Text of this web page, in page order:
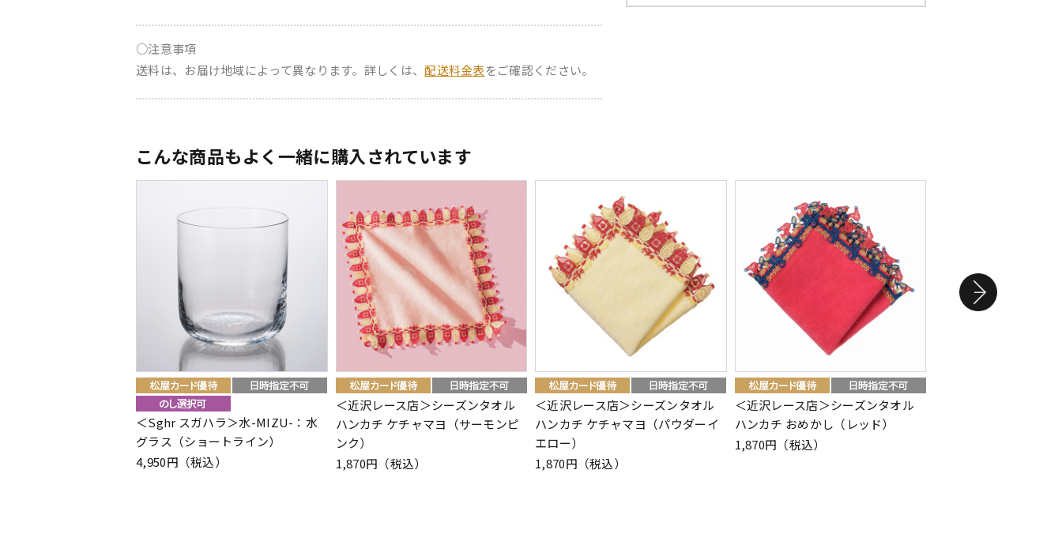
○注意事項
送料は、お届け地域によって異なります。詳しくは、配送料金表をご確認ください。
こんな商品もよく一緒に購入されています
＜Sghr スガハラ＞水-MIZU-：水
グラス（ショートライン）
4,950円（税込）
＜近沢レース店＞シーズンタオル
ハンカチ ケチャマヨ（サーモンピ
ンク）
1,870円（税込）
＜近沢レース店＞シーズンタオル
ハンカチ ケチャマヨ（パウダーイ
エロー）
1,870円（税込）
＜近沢レース店＞シーズンタオル
ハンカチ おめかし（レッド）
1,870円（税込）